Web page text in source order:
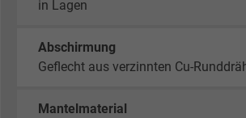
in Lagen
Abschirmung
Geflecht aus verzinnten Cu-
Mantelmaterial